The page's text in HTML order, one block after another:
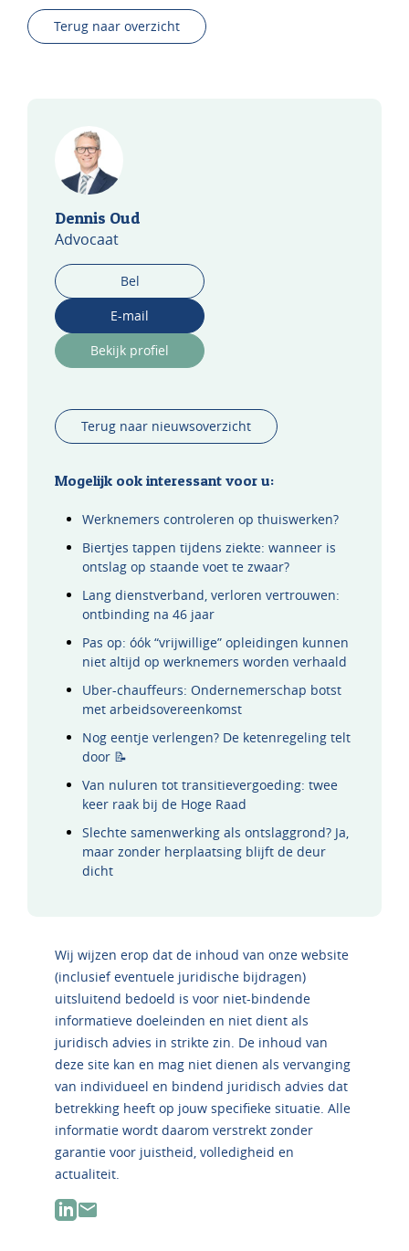
Terug naar overzicht
Dennis Oud
Advocaat
Bel
E-mail
Bekijk profiel
Terug naar nieuwsoverzicht
Mogelijk ook interessant voor u:
Werknemers controleren op thuiswerken?
Biertjes tappen tijdens ziekte: wanneer is
ontslag op staande voet te zwaar?
Lang dienstverband, verloren vertrouwen:
ontbinding na 46 jaar
Pas op: óók “vrijwillige” opleidingen kunnen
niet altijd op werknemers worden verhaald
Uber-chauffeurs: Ondernemerschap botst
met arbeidsovereenkomst
Nog eentje verlengen? De ketenregeling telt
door 📝
Van nuluren tot transitievergoeding: twee
keer raak bij de Hoge Raad
Slechte samenwerking als ontslaggrond? Ja,
maar zonder herplaatsing blijft de deur
dicht
Wij wijzen erop dat de inhoud van onze website
(inclusief eventuele juridische bijdragen)
uitsluitend bedoeld is voor niet-bindende
informatieve doeleinden en niet dient als
juridisch advies in strikte zin. De inhoud van
deze site kan en mag niet dienen als vervanging
van individueel en bindend juridisch advies dat
betrekking heeft op jouw specifieke situatie. Alle
informatie wordt daarom verstrekt zonder
garantie voor juistheid, volledigheid en
actualiteit.